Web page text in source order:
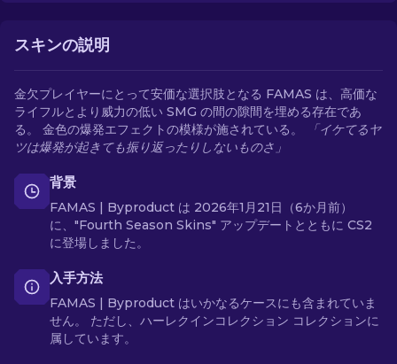
スキンの説明
金欠プレイヤーにとって安価な選択肢となる FAMAS は、高価な
ライフルとより威力の低い SMG の間の隙間を埋める存在であ
る。 金色の爆発エフェクトの模様が施されている。
「イケてるヤ
ツは爆発が起きても振り返ったりしないものさ」
背景
FAMAS | Byproduct は 2026年1月21日（6か月前）
に、"Fourth Season Skins" アップデートとともに CS2
に登場しました。
入手方法
FAMAS | Byproduct はいかなるケースにも含まれていま
せん。 ただし、ハーレクインコレクション コレクションに
属しています。